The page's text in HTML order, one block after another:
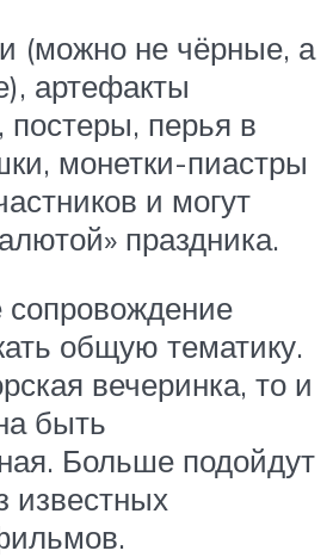
(можно не чёрные, а
артефакты
постеры, перья в
монетки-пиастры
и могут
праздника.
общую тематику.
вечеринка, то и
быть
Больше подойдут
известных